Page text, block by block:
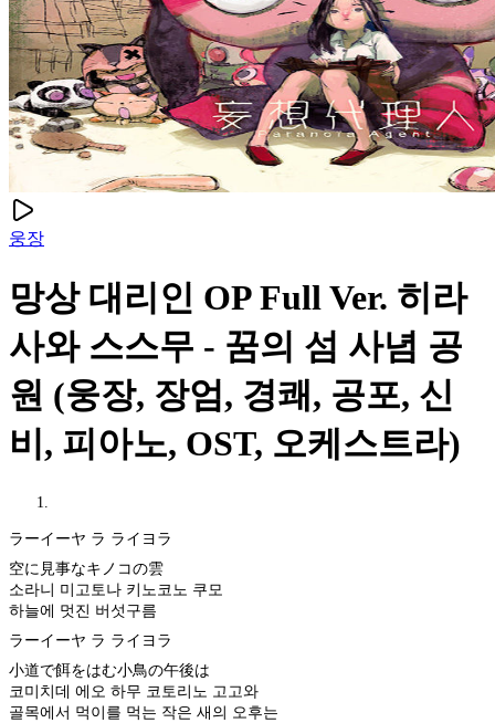
웅장
망상 대리인 OP Full Ver. 히라
사와 스스무 - 꿈의 섬 사념 공
원 (웅장, 장엄, 경쾌, 공포, 신
비, 피아노, OST, 오케스트라)
ラーイーヤ ラ ライヨラ
空に見事なキノコの雲
소라니 미고토나 키노코노 쿠모
하늘에 멋진 버섯구름
ラーイーヤ ラ ライヨラ
小道で餌をはむ小鳥の午後は
코미치데 에오 하무 코토리노 고고와
골목에서 먹이를 먹는 작은 새의 오후는